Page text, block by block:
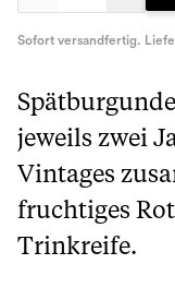
Sofort versandfertig.
jeweils zwei
Vintages
fruchtiges
Trinkreife.